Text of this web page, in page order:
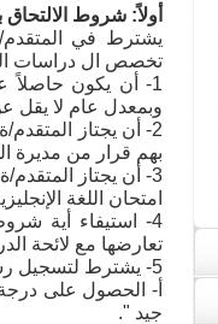
أولاً: شروط الالتحاق
يشترط في المتقدم/
تخصص ال دراسات
1- أن يكون حاصلاً
وبمعدل عام لا يقل
2- أن يجتاز
بهم قرار من مديرة
امتحان اللغة
4- استيفاء أية
تعارضها مع لائحة
5- يشترط لتسجيل رسالة الماجستير توافر الشروط الآتية :
أ‌- الحصول على درجة
جيد ".